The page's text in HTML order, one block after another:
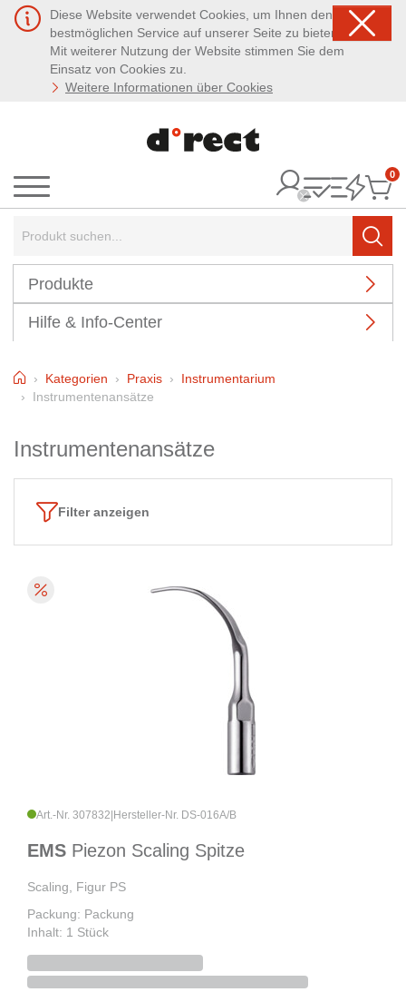
Diese Website verwendet Cookies, um Ihnen den
bestmöglichen Service auf unserer Seite zu bieten.
Mit weiterer Nutzung der Website stimmen Sie dem
Einsatz von Cookies zu.
Weitere Informationen über Cookies
Menü
0
Produkte
Hilfe & Info-Center
HomeKategorien Praxis
Instrumentarium
Instrumentenansätze
Instrumentenansätze
Filter anzeigen
Art.-Nr. 307832 Hersteller-Nr. DS-016A/B
EMS Piezon Scaling Spitze
Scaling, Figur PS
Packung: Packung
Inhalt: 1 Stück